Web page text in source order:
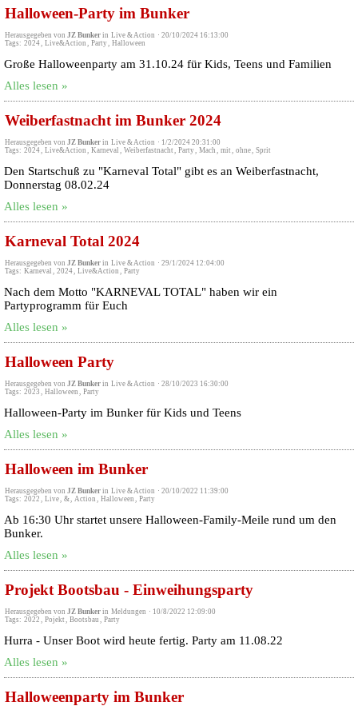
Halloween-Party im Bunker
Herausgegeben von JZ Bunker in Live & Action · 20/10/2024 16:13:00
Tags: 2024, Live&Action , Party, Halloween
Große Halloweenparty am 31.10.24 für Kids, Teens und Familien
Alles lesen »
Weiberfastnacht im Bunker 2024
Herausgegeben von JZ Bunker in Live & Action · 1/2/2024 20:31:00
Tags: 2024, Live&Action , Karneval , Weiberfastnacht , Party, Mach , mit , ohne, Sprit
Den Startschuß zu "Karneval Total" gibt es an Weiberfastnacht,
Donnerstag 08.02.24
Alles lesen »
Karneval Total 2024
Herausgegeben von JZ Bunker in Live & Action · 29/1/2024 12:04:00
Tags: Karneval , 2024, Live&Action , Party
Nach dem Motto "KARNEVAL TOTAL" haben wir ein
Partyprogramm für Euch
Alles lesen »
Halloween Party
Herausgegeben von JZ Bunker in Live & Action · 28/10/2023 16:30:00
Tags: 2023 , Halloween , Party
Halloween-Party im Bunker für Kids und Teens
Alles lesen »
Halloween im Bunker
Herausgegeben von JZ Bunker in Live & Action · 20/10/2022 11:39:00
Tags: 2022 , Live, &, Action , Halloween , Party
Ab 16:30 Uhr startet unsere Halloween-Family-Meile rund um den
Bunker.
Alles lesen »
Projekt Bootsbau - Einweihungsparty
Herausgegeben von JZ Bunker in Meldungen · 10/8/2022 12:09:00
Tags: 2022 , Pojekt , Bootsbau , Party
Hurra - Unser Boot wird heute fertig. Party am 11.08.22
Alles lesen »
Halloweenparty im Bunker